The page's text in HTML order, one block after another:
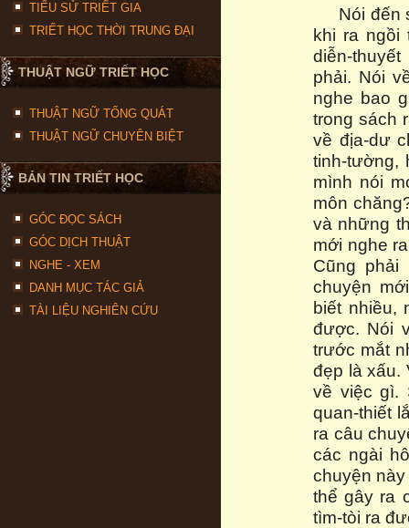
TIỂU SỬ TRIẾT GIA
TRIẾT HỌC THỜI TRUNG ĐẠI
THUẬT NGỮ TRIẾT HỌC
THUẬT NGỮ TỔNG QUÁT
THUẬT NGỮ CHUYÊN BIỆT
BẢN TIN TRIẾT HỌC
GÓC ĐỌC SÁCH
GÓC DỊCH THUẬT
NGHE - XEM
DANH MỤC TÁC GIẢ
TÀI LIỆU NGHIÊN CỨU
Nói đến
khi ra ngồi
diễn-
phải. Nói
nghe bao
trong sách
về địa-dư
tinh-tường,
mình nói
môn
và những
mới nghe
Cũng
chuyện
biết nhiều,
được. Nói
trước mắt
đẹp là xấu.
về việc gì.
quan-thiết
ra câu
các ngài
chuyện
thể gây ra
tìm-tòi ra